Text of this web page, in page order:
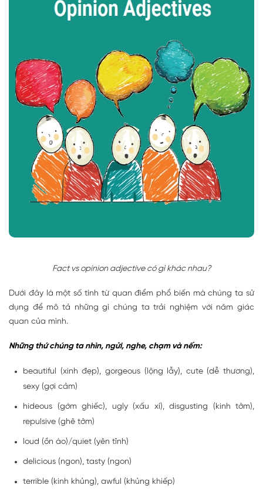
Fact vs opinion adjective có gì khác nhau?
Dưới đây là một số tính từ quan điểm phổ biến mà chúng ta sử
dụng để mô tả những gì chúng ta trải nghiệm với năm giác
quan của mình.
Những thứ chúng ta nhìn, ngửi, nghe, chạm và nếm:
beautiful (xinh đẹp), gorgeous (lộng lẫy), cute (dễ thương),
sexy (gợi cảm)
hideous (gớm ghiếc), ugly (xấu xí), disgusting (kinh tởm),
repulsive (ghê tởm)
loud (ồn ào)/quiet (yên tĩnh)
delicious (ngon), tasty (ngon)
terrible (kinh khủng), awful (khủng khiếp)